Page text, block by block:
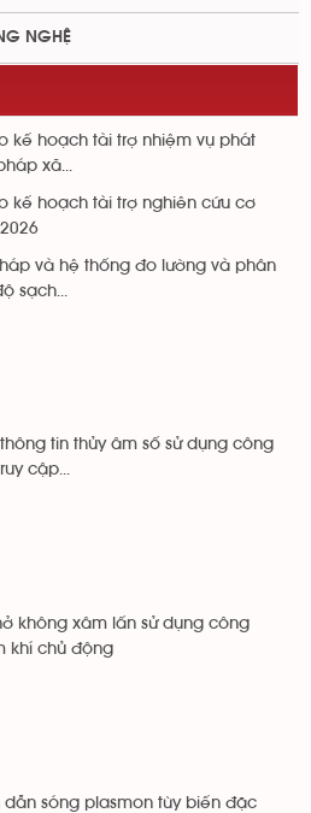
NGHỆ
kế hoạch tài trợ nhiệm vụ phát
xã...
kế hoạch tài trợ nghiên cứu cơ
và hệ thống đo lường và phân
sạch...
tin thủy âm số sử dụng công
cập...
không xâm lấn sử dụng công
khí chủ động
dẫn sóng plasmon tùy biến đặc